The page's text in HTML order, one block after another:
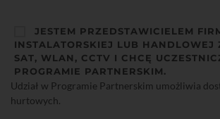
JESTEM PRZEDSTAWICIELEM
INSTALATORSKIEJ LUB HANDLOWEJ
SAT, WLAN, CCTV I CHCĘ
PROGRAMIE PARTNERSKIM.
Udział w Programie Partnerskim umożliwia
hurtowych.